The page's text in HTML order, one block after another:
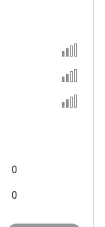
0
0